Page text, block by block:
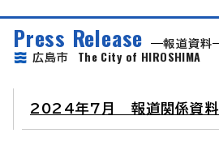
Press Release
報道資料
広島市 The City of HIROSHIMA
2024年7月 報道関係資料